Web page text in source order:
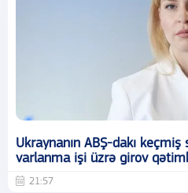
Ukraynanın ABŞ-dakı
varlanma işi üzrə girov
21:57